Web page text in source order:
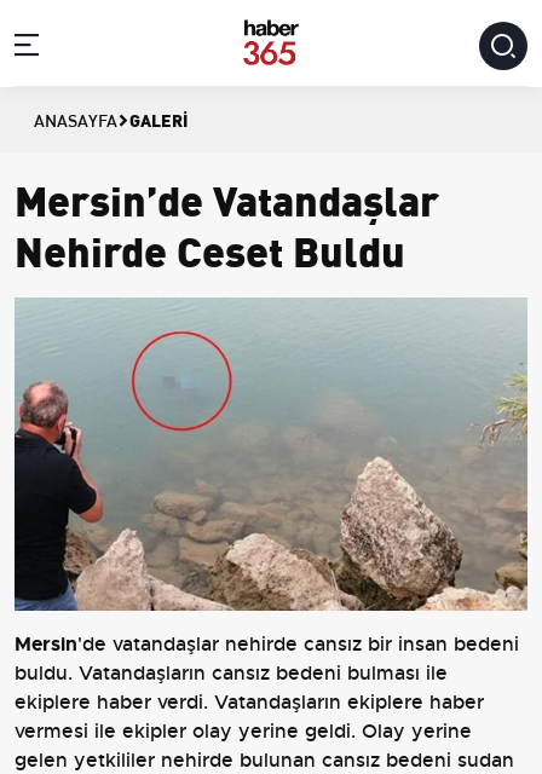
ANASAYFA GALERI
Mersin’de Vatandaşlar
Nehirde Ceset Buldu
Mersin'de vatandaşlar nehirde cansız bir insan bedeni
buldu. Vatandaşların cansız bedeni bulması ile
ekiplere haber verdi. Vatandaşların ekiplere haber
vermesi ile ekipler olay yerine geldi. Olay yerine
gelen yetkililer nehirde bulunan cansız bedeni sudan